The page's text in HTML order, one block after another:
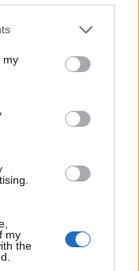
or more Google
You may click to
third-party tags to
in below Google
my
my
the
erősítése kerül a
minden köve
tatai Angolkert
építése